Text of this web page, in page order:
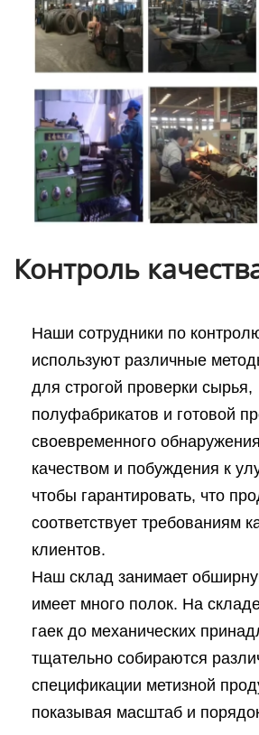
Контроль
Наши сотрудники по
используют различные
для строгой проверки сырья,
полуфабрикатов и готовой
своевременного
качеством и побуждения к
чтобы гарантировать, что
соответствует требованиям
клиентов.
Наш склад занимает
имеет много полок. На
гаек до механических
тщательно собираются
спецификации метизной
показывая масштаб и